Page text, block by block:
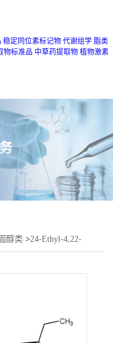
稳定同位素标记物 代谢组学 脂类
物标准品 中草药提取物 植物激素
固醇类 >24-Ethyl-4,22-